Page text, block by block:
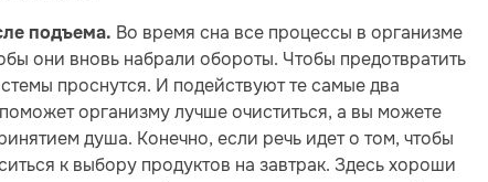
подъема. Во время сна все процессы в организме
они вновь набрали обороты. Чтобы предотвратить
проснутся. И подействуют те самые два
организму лучше очиститься, а вы можете
душа. Конечно, если речь идет о том, чтобы
к выбору продуктов на завтрак. Здесь хороши